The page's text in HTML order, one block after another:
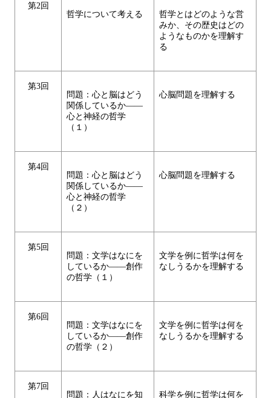
第2回
哲学について考える
哲学とはどのような営
みか、その歴史はどの
ようなものかを理解す
る
第3回
問題：心と脳はどう
関係しているか――
心と神経の哲学
（１）
心脳問題を理解する
第4回
問題：心と脳はどう
関係しているか――
心と神経の哲学
（２）
心脳問題を理解する
第5回
問題：文学はなにを
しているか――創作
の哲学（１）
文学を例に哲学は何を
なしうるかを理解する
第6回
問題：文学はなにを
しているか――創作
の哲学（２）
文学を例に哲学は何を
なしうるかを理解する
第7回
問題：人はなにを知
科学を例に哲学は何を